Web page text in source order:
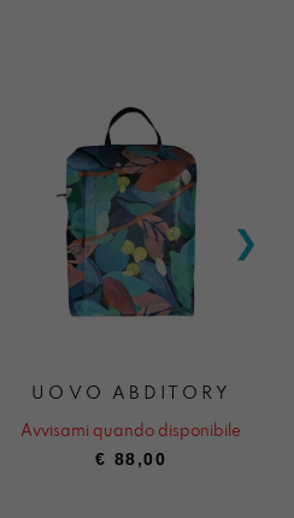
UOVO ABDITORY
Avvisami quando disponibile
€ 88,00